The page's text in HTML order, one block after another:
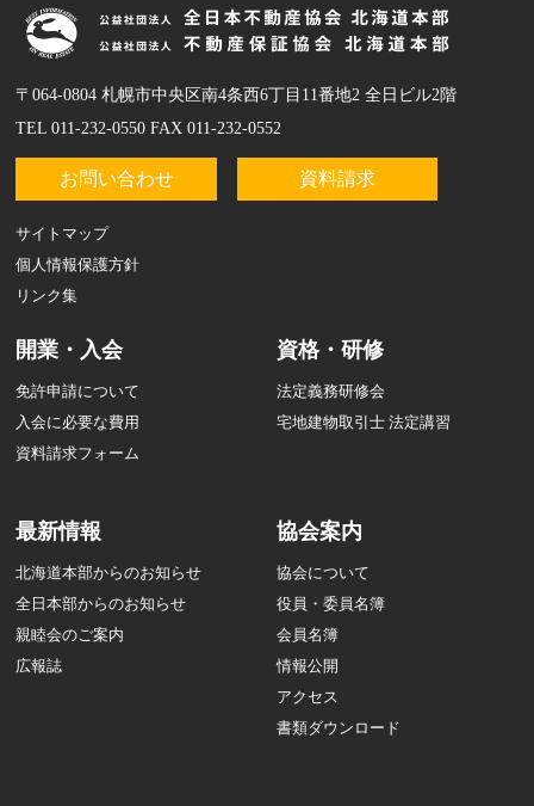
〒064-0804 札幌市中央区南4条西6丁目11番地2 全日ビル2階
TEL 011-232-0550 FAX 011-232-0552
お問い合わせ 資料請求
サイトマップ
個人情報保護方針
リンク集
開業・入会
免許申請について
入会に必要な費用
資料請求フォーム
資格・研修
法定義務研修会
宅地建物取引士 法定講習
最新情報
北海道本部からのお知らせ
全日本部からのお知らせ
親睦会のご案内
広報誌
協会案内
協会について
役員・委員名簿
会員名簿
情報公開
アクセス
書類ダウンロード